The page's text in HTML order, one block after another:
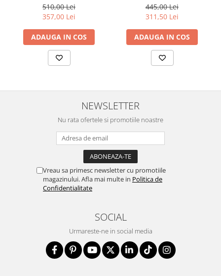
510,00 Lei
357,00 Lei
ADAUGA IN COS
445,00 Lei
311,50 Lei
ADAUGA IN COS
NEWSLETTER
Nu rata ofertele si promotiile noastre
Vreau sa primesc newsletter cu promotiile
magazinului. Afla mai multe in Politica de
Confidentialitate
SOCIAL
Urmareste-ne in social media